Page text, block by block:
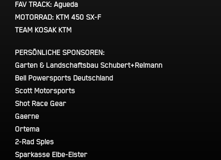
FAV TRACK: Agueda
MOTORRAD: KTM 450 SX-F
TEAM KOSAK KTM
PERSÖNLICHE SPONSOREN:
Garten & Landschaftsbau Schubert+Reimann
Bell Powersports Deutschland
Scott Motorsports
Shot Race Gear
Gaerne
Ortema
2-Rad Spies
Sparkasse Elbe-Elster